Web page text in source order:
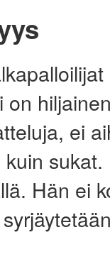
on
ei
Hän ei